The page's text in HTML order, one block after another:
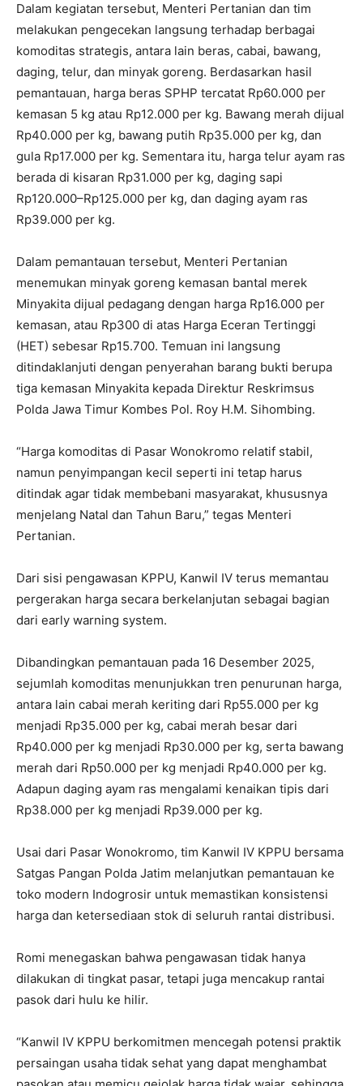
Dalam kegiatan tersebut, Menteri Pertanian dan tim
melakukan pengecekan langsung terhadap berbagai
komoditas strategis, antara lain beras, cabai, bawang,
daging, telur, dan minyak goreng. Berdasarkan hasil
pemantauan, harga beras SPHP tercatat Rp60.000 per
kemasan 5 kg atau Rp12.000 per kg. Bawang merah dijual
Rp40.000 per kg, bawang putih Rp35.000 per kg, dan
gula Rp17.000 per kg. Sementara itu, harga telur ayam ras
berada di kisaran Rp31.000 per kg, daging sapi
Rp120.000–Rp125.000 per kg, dan daging ayam ras
Rp39.000 per kg.
Dalam pemantauan tersebut, Menteri Pertanian
menemukan minyak goreng kemasan bantal merek
Minyakita dijual pedagang dengan harga Rp16.000 per
kemasan, atau Rp300 di atas Harga Eceran Tertinggi
(HET) sebesar Rp15.700. Temuan ini langsung
ditindaklanjuti dengan penyerahan barang bukti berupa
tiga kemasan Minyakita kepada Direktur Reskrimsus
Polda Jawa Timur Kombes Pol. Roy H.M. Sihombing.
“Harga komoditas di Pasar Wonokromo relatif stabil,
namun penyimpangan kecil seperti ini tetap harus
ditindak agar tidak membebani masyarakat, khususnya
menjelang Natal dan Tahun Baru,” tegas Menteri
Pertanian.
Dari sisi pengawasan KPPU, Kanwil IV terus memantau
pergerakan harga secara berkelanjutan sebagai bagian
dari early warning system.
Dibandingkan pemantauan pada 16 Desember 2025,
sejumlah komoditas menunjukkan tren penurunan harga,
antara lain cabai merah keriting dari Rp55.000 per kg
menjadi Rp35.000 per kg, cabai merah besar dari
Rp40.000 per kg menjadi Rp30.000 per kg, serta bawang
merah dari Rp50.000 per kg menjadi Rp40.000 per kg.
Adapun daging ayam ras mengalami kenaikan tipis dari
Rp38.000 per kg menjadi Rp39.000 per kg.
Usai dari Pasar Wonokromo, tim Kanwil IV KPPU bersama
Satgas Pangan Polda Jatim melanjutkan pemantauan ke
toko modern Indogrosir untuk memastikan konsistensi
harga dan ketersediaan stok di seluruh rantai distribusi.
Romi menegaskan bahwa pengawasan tidak hanya
dilakukan di tingkat pasar, tetapi juga mencakup rantai
pasok dari hulu ke hilir.
“Kanwil IV KPPU berkomitmen mencegah potensi praktik
persaingan usaha tidak sehat yang dapat menghambat